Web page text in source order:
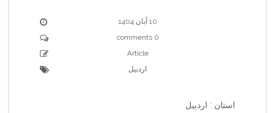
10 آبان 1404
0 comments
Article
اردبیل
استان : اردبیل